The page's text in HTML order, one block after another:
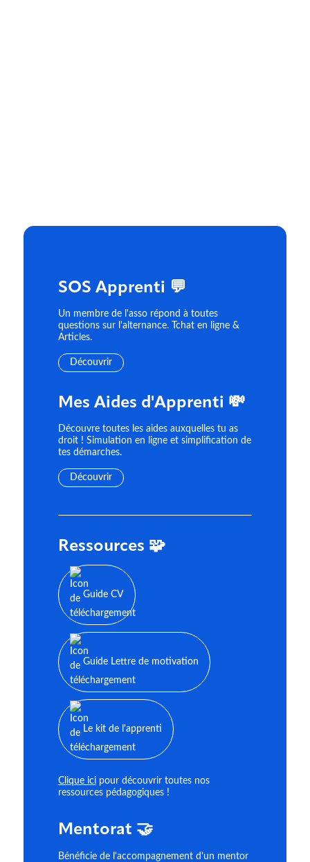
SOS Apprenti 💬
Un membre de l'asso répond à toutes
questions sur l'alternance. Tchat en ligne &
Articles.
Découvrir
Mes Aides d'Apprenti 💸
Découvre toutes les aides auxquelles tu as
droit ! Simulation en ligne et simplification de
tes démarches.
Découvrir
Ressources 🧩
Guide CV
Guide Lettre de motivation
Le kit de l'apprenti
Clique icipour découvrir toutes nos
ressources pédagogiques !
Mentorat 🤝
Bénéficie de l'accompagnement d'un mentor